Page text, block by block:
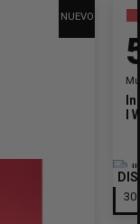
NUEVO
I